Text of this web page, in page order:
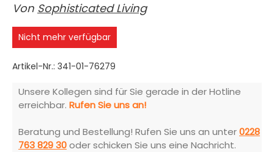
Von Sophisticated Living
Nicht mehr verfügbar
Artikel-Nr.: 341-01-76279
Unsere Kollegen sind für Sie gerade in der Hotline
erreichbar. Rufen Sie uns an!
Beratung und Bestellung! Rufen Sie uns an unter0228
763 829 30oder schicken Sie uns eine Nachricht.